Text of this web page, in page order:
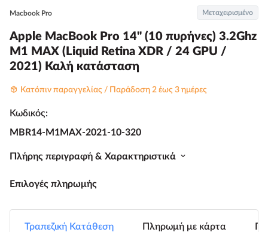
Macbook Pro Μεταχειρισμένο
Apple MacBook Pro 14" (10 πυρήνες) 3.2Ghz
M1 MAX (Liquid Retina XDR / 24 GPU /
2021) Καλή κατάσταση
Κατόπιν παραγγελίας / Παράδοση 2 έως 3 ημέρες
Κωδικός:
MBR14-M1MAX-2021-10-320
Πλήρης περιγραφή & Χαρακτηριστικά
Επιλογές πληρωμής
Τραπεζική Κατάθεση Πληρωμή με κάρτα